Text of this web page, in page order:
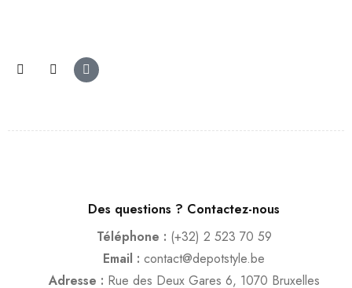
Des questions ? Contactez-nous
Téléphone : (+32) 2 523 70 59
Email : contact@depotstyle.be
Adresse : Rue des Deux Gares 6, 1070 Bruxelles